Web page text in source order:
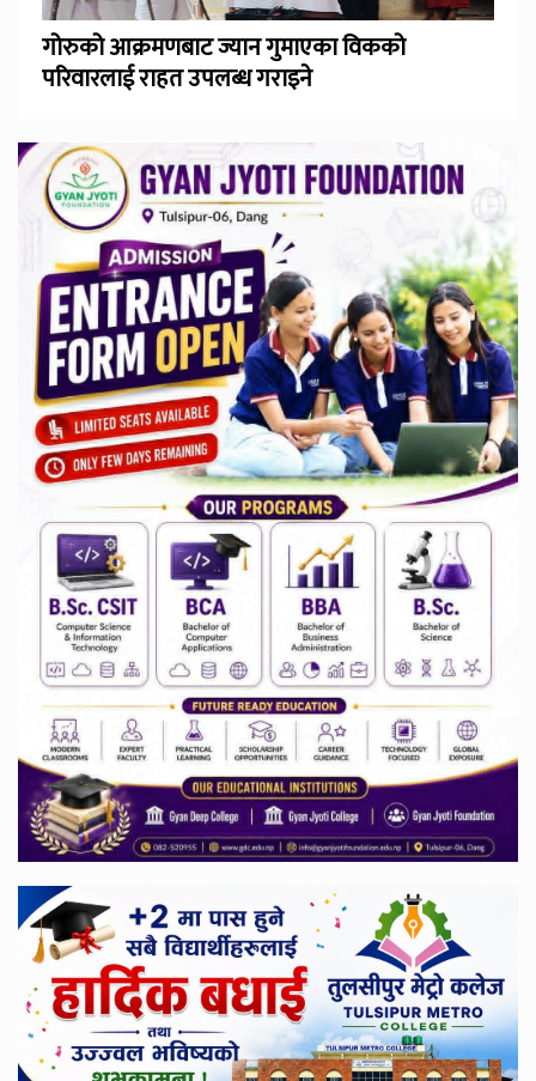
गोरुको आक्रमणबाट ज्यान गुमाएका विकको
परिवारलाई राहत उपलब्ध गराइने